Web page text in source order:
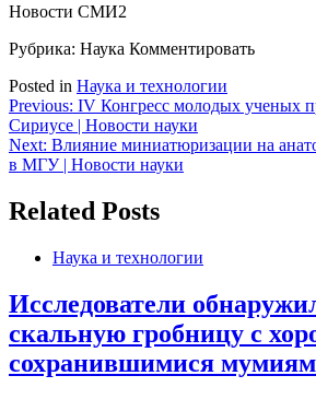
Новости СМИ2
Рубрика: Наука Комментировать
Posted in Наука и технологии
Навигация
по
записям
Previous: IV Конгресс молодых ученых
Сириусе | Новости науки
Next: Влияние миниатюризации на
в МГУ | Новости науки
Related Posts
Наука и технологии
Исследователи
скальную гробницу с
сохранившимися